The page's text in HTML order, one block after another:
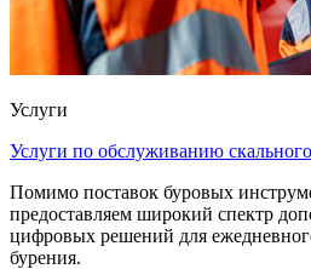
Услуги
Услуги по обслуживанию
Помимо поставок буровых
предоставляем широкий спектр
цифровых решений для
бурения.